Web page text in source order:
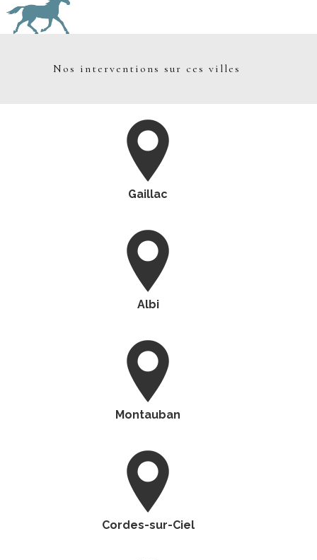
Nos interventions sur ces villes
Gaillac
Albi
Montauban
Cordes-sur-Ciel